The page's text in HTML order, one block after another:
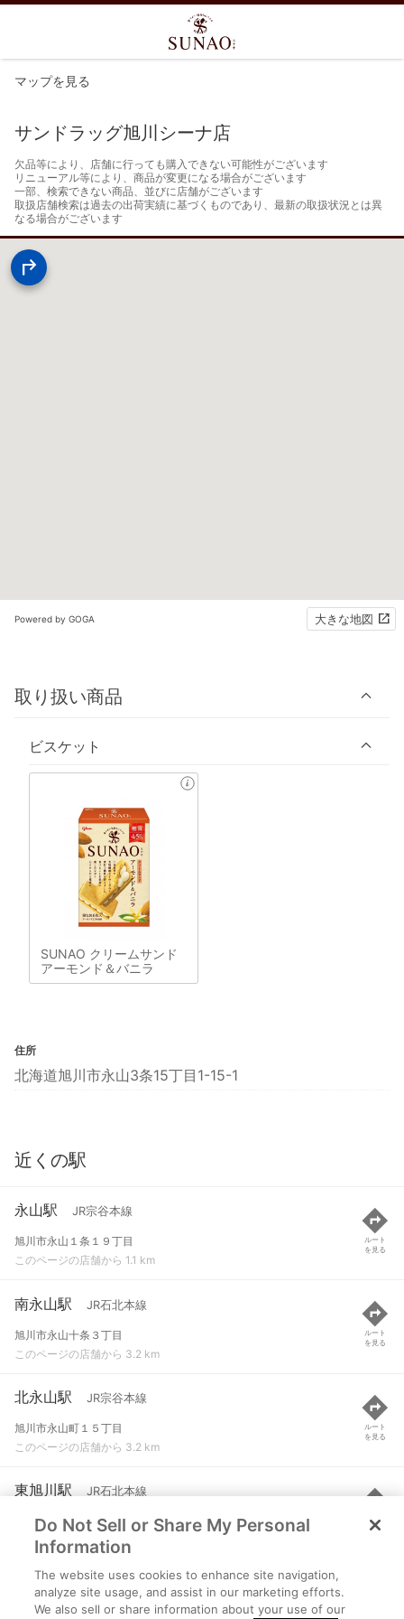
マップを見る
サンドラッグ旭川シーナ店
欠品等により、店舗に行っても購入できない可能性がございます
リニューアル等により、商品が変更になる場合がございます
一部、検索できない商品、並びに店舗がございます
取扱店舗検索は過去の出荷実績に基づくものであり、最新の取扱状況とは異
なる場合がございます
Powered by GOGA 大きな地図
取り扱い商品
ビスケット
SUNAO クリームサンド
アーモンド＆バニラ
住所
北海道旭川市永山3条15丁目1-15-1
近くの駅
永山駅 JR宗谷本線
旭川市永山１条１９丁目
このページの店舗から 1.1 km
ルート
を見る
南永山駅 JR石北本線
旭川市永山十条３丁目
このページの店舗から 3.2 km
ルート
を見る
北永山駅 JR宗谷本線
旭川市永山町１５丁目
このページの店舗から 3.2 km
ルート
を見る
東旭川駅 JR石北本線
旭川市東旭川北三条５丁目
このページの店舗から 3.4 km
ルート
を見る
新旭川駅 JR宗谷本線 など
旭川市東八条６丁目
Do Not Sell or Share My Personal
Information
The website uses cookies to enhance site navigation,
analyze site usage, and assist in our marketing efforts.
We also sell or share information about your use of our